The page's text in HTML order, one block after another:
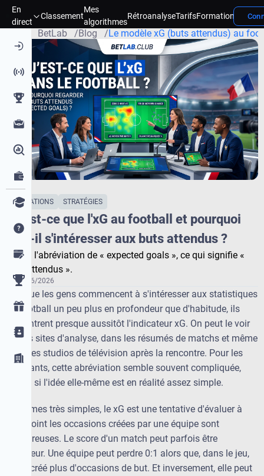
Page d'accueil
En
direct
Classement
Mes
algorithmes
RétroanalyseTarifsFormation
BetLab Blog Le modèle xG (buts attendus) au
FORMATIONS STRATÉGIES
Qu'est-ce que l'xG au football et pourquoi
faut-il s'intéresser aux buts attendus ?
xG est l'abréviation de « expected goals », ce qui signifie «
buts attendus ».
08/06/2026
Lorsque les gens commencent à s'intéresser aux statistiques
du football un peu plus en profondeur que d'habitude, ils
rencontrent presque aussitôt l'indicateur xG. On peut le voir
sur les sites d'analyse, dans les résumés de matchs et même
dans les studios de télévision après la rencontre. Pour les
débutants, cette abréviation semble souvent compliquée,
même si l'idée elle-même est en réalité assez simple.
En termes très simples, le xG est une tentative d'évaluer à
quel point les occasions créées par une équipe sont
dangereuses. Le score d'un match peut parfois être
trompeur. Une équipe peut perdre 0:1 alors que, dans le jeu,
elle a créé plus d'occasions de but. Et inversement, elle peut